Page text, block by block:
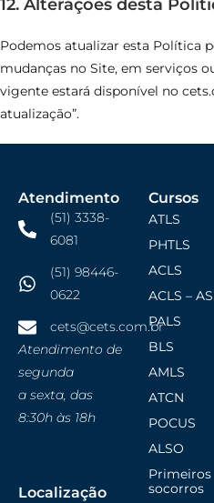
12. Alterações desta
Podemos atualizar esta Política
mudanças no Site, em serviços
vigente estará disponível no
atualização”.
Atendimento
(51) 3338-
6081
(51) 98446-
0622
cets@cets.com.br
Atendimento de
segunda
a sexta, das
8:30h às 18h
Localização
Cursos
ATLS
PHTLS
ACLS
ACLS –
PALS
BLS
AMLS
ATCN
POCUS
ALSO
Primeiros
socorros